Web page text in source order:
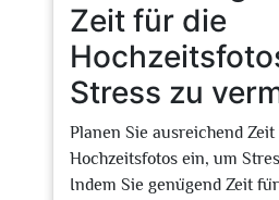
Zeit für die
Stress zu
Planen Sie ausreichend
Hochzeitsfotos ein, um
Indem Sie genügend Zeit